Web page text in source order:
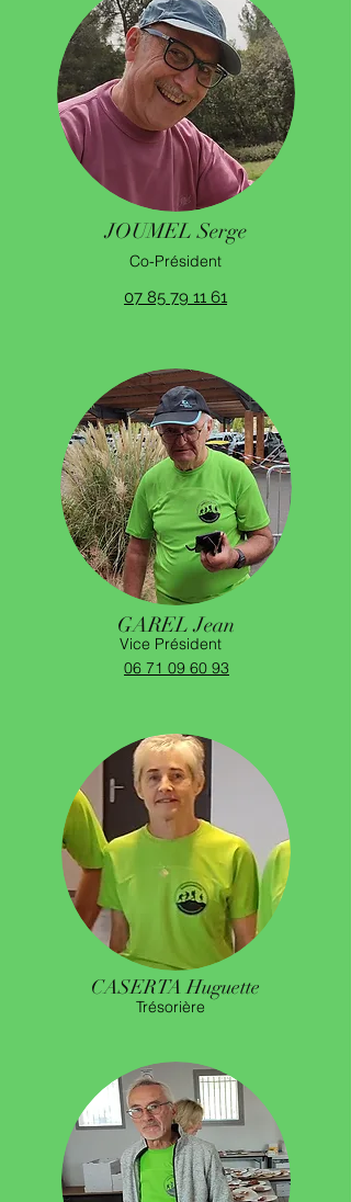
JOUMEL Serge
Co-Président
07 85 79 11 61
GAREL Jean
Vice Président
06 71 09 60 93
CASERTA Huguette
Trésorière